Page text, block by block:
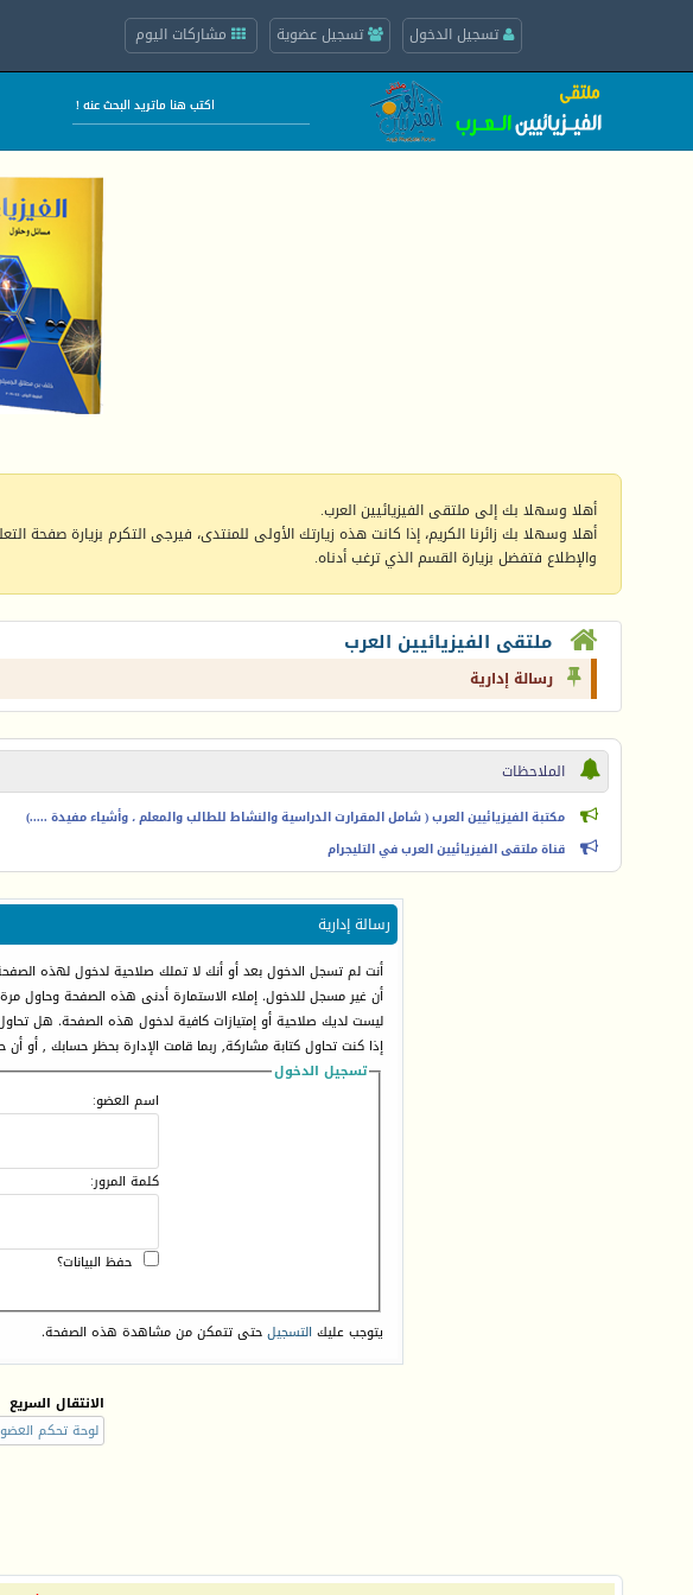
تسجيل الدخول تسجيل عضوية مشاركات اليوم
أهلا وسهلا بك إلى ملتقى الفيزيائيين العرب.
أهلا وسهلا بك زائرنا الكريم، إذا كانت هذه زيارتك الأولى للمنتدى، فيرجى التكرم بزيارة صفحة
والإطلاع فتفضل بزيارة القسم الذي ترغب أدناه.
ملتقى الفيزيائيين العرب
رسالة إدارية
الملاحظات
مكتبة الفيزيائيين العرب ( شامل المقرارت الدراسية والنشاط للطالب والمعلم ، وأشياء مفيدة .....)
قناة ملتقى الفيزيائيين العرب في التليجرام
رسالة إدارية
أنت لم تسجل الدخول بعد أو أنك لا تملك صلاحية لدخول لهذه
أن غير مسجل للدخول. إملاء الاستمارة أدنى هذه الصفحة وحاول
ليست لديك صلاحية أو إمتيازات كافية لدخول هذه الصفحة. هل
إذا كنت تحاول كتابة مشاركة, ربما قامت الإدارة بحظر حسابك , أو
تسجيل الدخول
اسم العضو:
كلمة المرور:
حفظ البيانات؟
يتوجب عليك التسجيلحتى تتمكن من مشاهدة هذه الصفحة.
الانتقال السريع